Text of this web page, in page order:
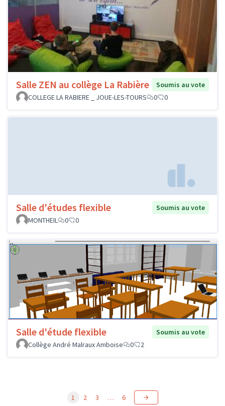
Salle ZEN au collège La Rabière
Soumis au vote
COLLEGE LA RABIERE _ JOUE-LES-TOURS
0 0
Salle d'études flexible
Soumis au vote
MONTHEIL
0 0
Salle d'étude flexible
Soumis au vote
Collège André Malraux Amboise
0 2
1 2 3 … 6